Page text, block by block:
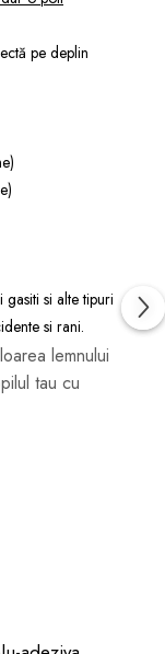
pe deplin
gasiti si alte tipuri
si rani.
lemnului
tau cu